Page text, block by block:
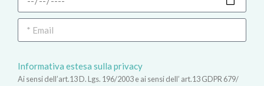
Informativa estesa sulla privacy
Ai sensi dell’art.13 D. Lgs. 196/2003 e ai sensi dell’ art.13 GDPR 679/